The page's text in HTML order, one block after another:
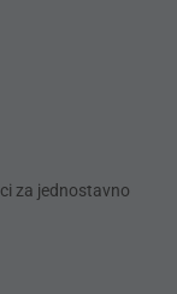
za jednostavno